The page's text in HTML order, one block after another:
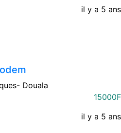
il y a 5 ans
Douala
15000F
il y a 5 ans